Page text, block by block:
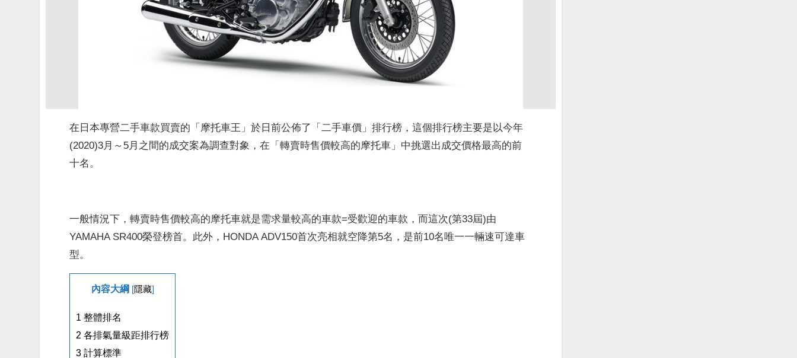
在日本專營二手車款買賣的「摩托車王」於日前公佈了「二手車價」排行榜，這個排行榜主要是以今年
(2020)3月～5月之間的成交案為調查對象，在「轉賣時售價較高的摩托車」中挑選出成交價格最高的前
十名。
一般情況下，轉賣時售價較高的摩托車就是需求量較高的車款=受歡迎的車款，而這次(第33屆)由
YAMAHA SR400榮登榜首。此外，HONDA ADV150首次亮相就空降第5名，是前10名唯一一輛速可達車
型。
內容大綱 隱藏]
1 整體排名
2 各排氣量級距排行榜
3 計算標準